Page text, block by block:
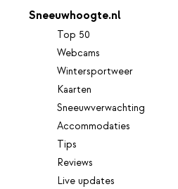
Sneeuwhoogte.nl
Top 50
Webcams
Wintersportweer
Kaarten
Sneeuwverwachting
Accommodaties
Tips
Reviews
Live updates